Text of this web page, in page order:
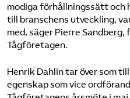
modiga förhållningssätt och
till branschens utveckling,
med, säger Pierre
Tågföretagen.
Henrik Dahlin tar över som
egenskap som vice